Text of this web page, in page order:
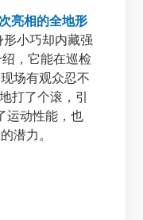
亮相的全地形
形小巧却内藏强
绍，它能在巡检
场有观众忍不
打了个滚，引
动性能，也
潜力。